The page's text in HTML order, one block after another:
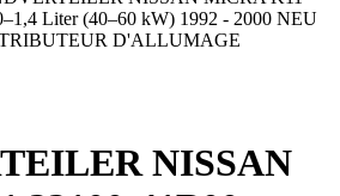
NISSAN